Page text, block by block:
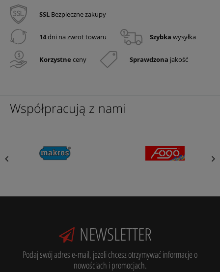
SSL Bezpieczne zakupy
14dni na zwrot towaru Szybka wysyłka
Korzystne ceny Sprawdzona jakość
Współpracują z nami
NEWSLETTER
Podaj swój adres e-mail, jeżeli chcesz otrzymywać informacje o
nowościach i promocjach.